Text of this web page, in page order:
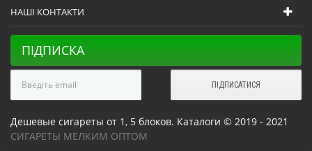
НАШІ КОНТАКТИ
ПІДПИСКА
Дешевые сигареты от 1, 5 блоков. Каталоги © 2019 - 2021
СИГАРЕТЫ МЕЛКИМ ОПТОМ